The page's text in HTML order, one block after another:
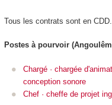
Tous les contrats sont en CDD.
Postes à pourvoir
Chargé · chargée
conception sonore
Chef · cheffe de projet